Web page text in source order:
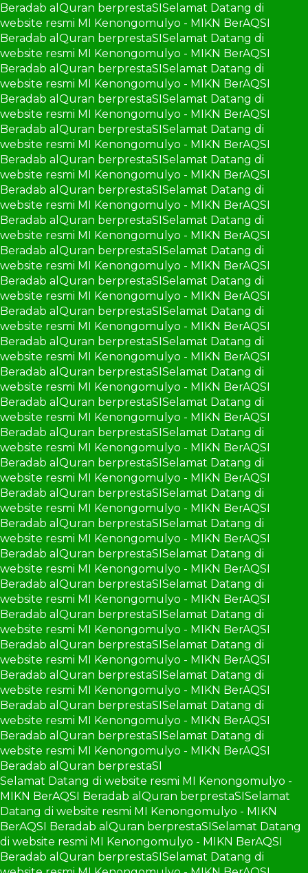
Beradab alQuran berprestaSISelamat Datang di
website resmi MI Kenongomulyo - MIKN BerAQSI
Beradab alQuran berprestaSISelamat Datang di
website resmi MI Kenongomulyo - MIKN BerAQSI
Beradab alQuran berprestaSISelamat Datang di
website resmi MI Kenongomulyo - MIKN BerAQSI
Beradab alQuran berprestaSISelamat Datang di
website resmi MI Kenongomulyo - MIKN BerAQSI
Beradab alQuran berprestaSISelamat Datang di
website resmi MI Kenongomulyo - MIKN BerAQSI
Beradab alQuran berprestaSISelamat Datang di
website resmi MI Kenongomulyo - MIKN BerAQSI
Beradab alQuran berprestaSISelamat Datang di
website resmi MI Kenongomulyo - MIKN BerAQSI
Beradab alQuran berprestaSISelamat Datang di
website resmi MI Kenongomulyo - MIKN BerAQSI
Beradab alQuran berprestaSISelamat Datang di
website resmi MI Kenongomulyo - MIKN BerAQSI
Beradab alQuran berprestaSISelamat Datang di
website resmi MI Kenongomulyo - MIKN BerAQSI
Beradab alQuran berprestaSISelamat Datang di
website resmi MI Kenongomulyo - MIKN BerAQSI
Beradab alQuran berprestaSISelamat Datang di
website resmi MI Kenongomulyo - MIKN BerAQSI
Beradab alQuran berprestaSISelamat Datang di
website resmi MI Kenongomulyo - MIKN BerAQSI
Beradab alQuran berprestaSISelamat Datang di
website resmi MI Kenongomulyo - MIKN BerAQSI
Beradab alQuran berprestaSISelamat Datang di
website resmi MI Kenongomulyo - MIKN BerAQSI
Beradab alQuran berprestaSISelamat Datang di
website resmi MI Kenongomulyo - MIKN BerAQSI
Beradab alQuran berprestaSISelamat Datang di
website resmi MI Kenongomulyo - MIKN BerAQSI
Beradab alQuran berprestaSISelamat Datang di
website resmi MI Kenongomulyo - MIKN BerAQSI
Beradab alQuran berprestaSISelamat Datang di
website resmi MI Kenongomulyo - MIKN BerAQSI
Beradab alQuran berprestaSISelamat Datang di
website resmi MI Kenongomulyo - MIKN BerAQSI
Beradab alQuran berprestaSISelamat Datang di
website resmi MI Kenongomulyo - MIKN BerAQSI
Beradab alQuran berprestaSISelamat Datang di
website resmi MI Kenongomulyo - MIKN BerAQSI
Beradab alQuran berprestaSISelamat Datang di
website resmi MI Kenongomulyo - MIKN BerAQSI
Beradab alQuran berprestaSISelamat Datang di
website resmi MI Kenongomulyo - MIKN BerAQSI
Beradab alQuran berprestaSISelamat Datang di
website resmi MI Kenongomulyo - MIKN BerAQSI
Beradab alQuran berprestaSI
Selamat Datang di website resmi MI Kenongomulyo -
MIKN BerAQSI Beradab alQuran berprestaSISelamat
Datang di website resmi MI Kenongomulyo - MIKN
BerAQSI Beradab alQuran berprestaSISelamat Datang
di website resmi MI Kenongomulyo - MIKN BerAQSI
Beradab alQuran berprestaSISelamat Datang di